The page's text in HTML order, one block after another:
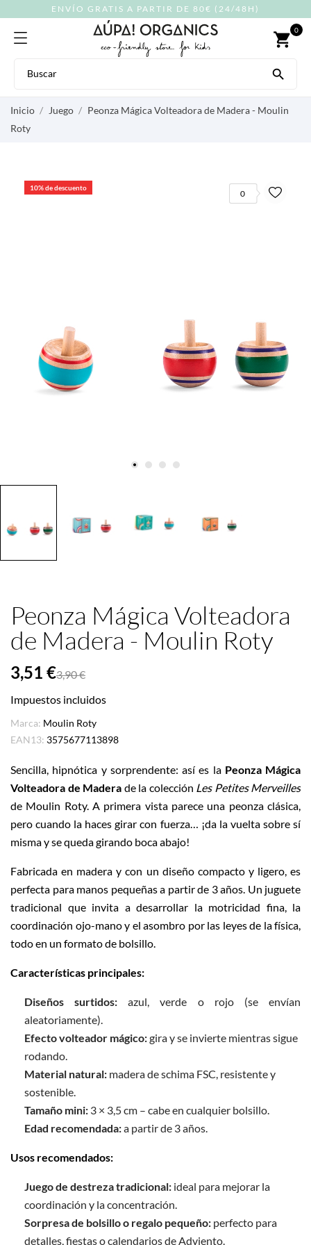
ENVÍO GRATIS A PARTIR DE 80€ (24/48H)
shopping_cart 0

Inicio Juego
Peonza Mágica Volteadora de Madera - Moulin
Roty
10% de descuento
0
Peonza Mágica Volteadora
de Madera - Moulin Roty
3,51 €3,90 €
Impuestos incluidos
Marca: Moulin Roty
EAN13: 3575677113898
Sencilla, hipnótica y sorprendente: así es la Peonza Mágica
Volteadora de Madera de la colección Les Petites Merveilles
de Moulin Roty. A primera vista parece una peonza clásica,
pero cuando la haces girar con fuerza… ¡da la vuelta sobre sí
misma y se queda girando boca abajo!
Fabricada en madera y con un diseño compacto y ligero, es
perfecta para manos pequeñas a partir de 3 años. Un juguete
tradicional que invita a desarrollar la motricidad fina, la
coordinación ojo-mano y el asombro por las leyes de la física,
todo en un formato de bolsillo.
Características principales:
Diseños surtidos:azul, verde o rojo (se envían
aleatoriamente).
Efecto volteador mágico:gira y se invierte mientras sigue
rodando.
Material natural: madera de schima FSC, resistente y
sostenible.
Tamaño mini: 3 × 3,5 cm – cabe en cualquier bolsillo.
Edad recomendada:a partir de 3 años.
Usos recomendados:
Juego de destreza tradicional: ideal para mejorar la
coordinación y la concentración.
Sorpresa de bolsillo o regalo pequeño: perfecto para
detalles, fiestas o calendarios de Adviento.